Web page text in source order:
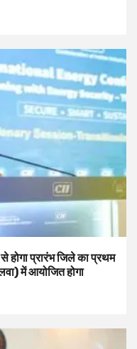
होगा प्रारंभ जिले का प्रथम
में आयोजित होगा